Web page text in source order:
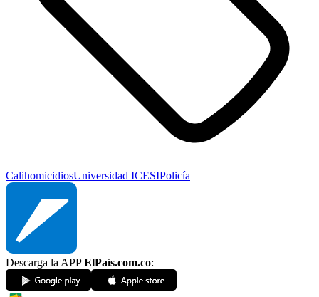
CalihomicidiosUniversidad ICESIPolicía
Descarga la APPElPaís.com.co: